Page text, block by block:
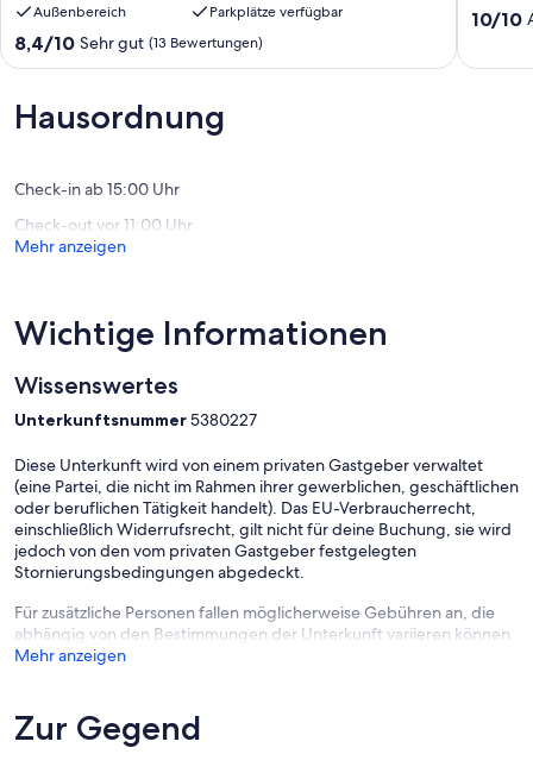
Stützerbach
Außenbereich
Parkplätze verfügbar
8.4
Sehr
gut,
8,4/10 Sehr gut (13 Bewertungen)
10.0
10/10
Hausordnung
Check-in ab 15:00 Uhr
Check-out vor 11:00 Uhr
Mehr anzeigen
Wichtige Informationen
Wissenswertes
Unterkunftsnummer5380227
Diese Unterkunft wird von einem privaten Gastgeber verwaltet
(eine Partei, die nicht im Rahmen ihrer gewerblichen, geschäftlichen
oder beruflichen Tätigkeit handelt). Das EU-Verbraucherrecht,
einschließlich Widerrufsrecht, gilt nicht für deine Buchung, sie wird
jedoch von den vom privaten Gastgeber festgelegten
Stornierungsbedingungen abgedeckt.
Für zusätzliche Personen fallen möglicherweise Gebühren an, die
abhängig von den Bestimmungen der Unterkunft variieren können.
Mehr anzeigen
Zur Gegend